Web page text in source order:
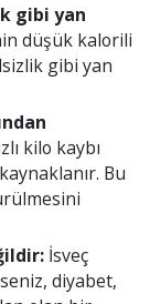
gibi yan
düşük kalorili
gibi yan
kilo kaybı
Bu
İsveç
diyabet,